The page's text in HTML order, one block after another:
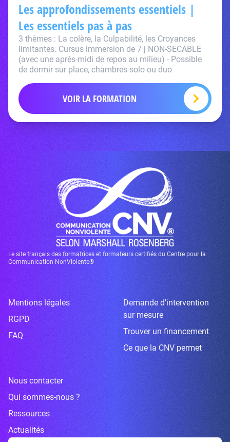
Les approfondissements essentiels |
Les essentiels pas à pas
3 thèmes : La colère, la Culpabilité, les Croyances
limitantes. Cursus immersion de 7 j NON-SECABLE
(avec une après-midi de repos au milieu) - Possible
de dormir sur place, chambres solo ou duo
VOIR LA FORMATION
Le site français des formatrices et formateurs certifiés du Centre pour la
Communication NonViolente®
Mentions légales
RGPD
FAQ
Demande d’intervention
sur mesure
Trouver un financement
Ce que la CNV permet
Nous contacter
Qui sommes-nous ?
Ressources
Actualités